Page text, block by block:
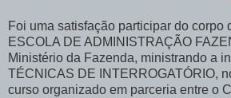
Foi uma satisfação participar do corpo
ESCOLA DE ADMINISTRAÇÃO
Ministério da Fazenda, ministrando a
TÉCNICAS DE INTERROGATÓRIO,
curso organizado em parceria entre o